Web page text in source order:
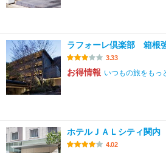
ラフォーレ倶楽部 箱根
3.33
お得情報 いつもの旅をもっ
ホテルＪＡＬシティ関
4.02